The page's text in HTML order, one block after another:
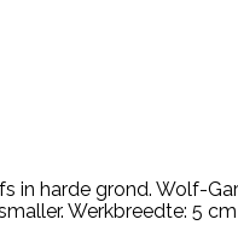
in harde grond. Wolf-
Werkbreedte: 5 cm